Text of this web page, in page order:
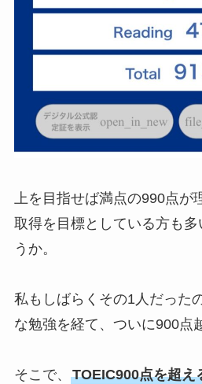
上を目指せば満点の990点が
取得を目標としている方も多
うか。
私もしばらくその1人だった
な勉強を経て、ついに900点
そこで、 TOEIC900点を超え